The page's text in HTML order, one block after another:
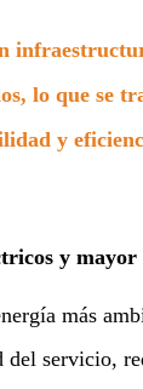
lo que se
y
y mayor
más
del servicio,